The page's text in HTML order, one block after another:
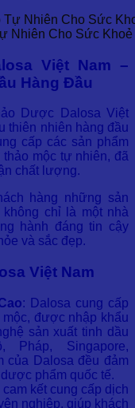
Nhiên Cho Sức
Việt Nam –
Hàng Đầu
Dược Dalosa Việt
thiên nhiên hàng đầu
cấp các sản phẩm
mộc tự nhiên, đã
chất lượng.
hàng những sản
chỉ là một nhà
hành đáng tin cậy
và sắc đẹp.
Việt Nam
: Dalosa cung cấp
được nhập khẩu
sản xuất tinh dầu
Singapore,
của Dalosa đều đảm
phẩm quốc tế.
kết cung cấp dịch
nghiệp, giúp khách